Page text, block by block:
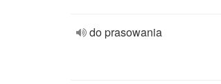
do prasowania